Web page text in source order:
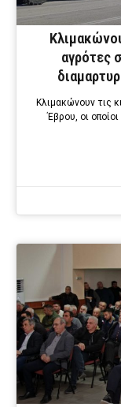
αγρότες
Κλιμακώνουν τις
Έβρου, οι